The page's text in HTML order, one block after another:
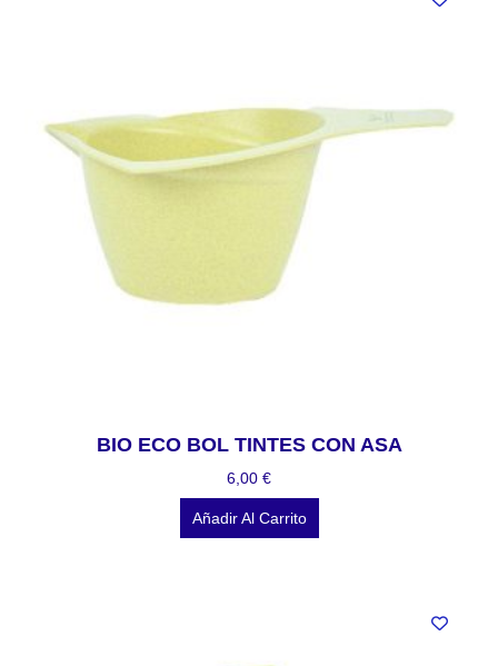
BIO ECO BOL TINTES CON ASA
6,00 €
Añadir Al Carrito